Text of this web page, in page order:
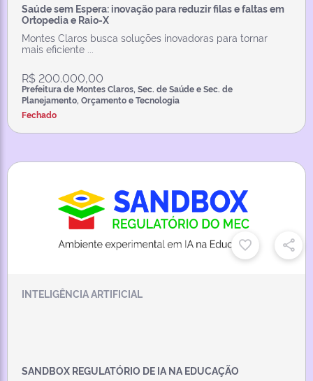
Saúde sem Espera: inovação para reduzir filas e faltas em
Ortopedia e Raio-X
Montes Claros busca soluções inovadoras para tornar
mais eficiente ...
R$ 200.000,00
Prefeitura de Montes Claros, Sec. de Saúde e Sec. de
Planejamento, Orçamento e Tecnologia
Fechado
INTELIGÊNCIA ARTIFICIAL
SANDBOX REGULATÓRIO DE IA NA EDUCAÇÃO